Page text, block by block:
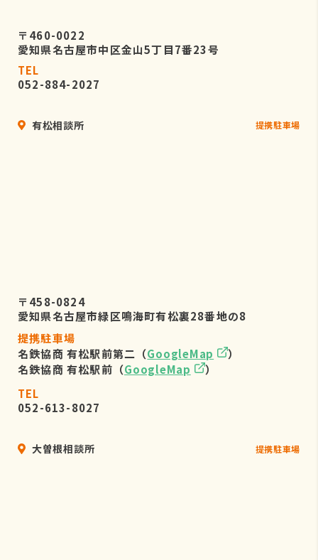
その際、弊社はお客様ご本人を確認さ
せていただいたうえで、合理的な期間
内に対応いたします。
先は、次の通りです。
お客様がご自身の個人情報を弊社に提
供されるか否かは、お客様のご判断に
よりますが、もしご提供されない場合
には、適切なサービスが提供できない
場合がありますので予めご了承くださ
〒460-0022
愛知県名古屋市中区金山5丁目7番23号
TEL
052-884-2027
有松相談所 提携駐車場
〒458-0824
愛知県名古屋市緑区鳴海町有松裏28番地の8
提携駐車場
名鉄協商 有松駅前第二（GoogleMap
）
名鉄協商 有松駅前（GoogleMap
）
TEL
052-613-8027
大曽根相談所 提携駐車場